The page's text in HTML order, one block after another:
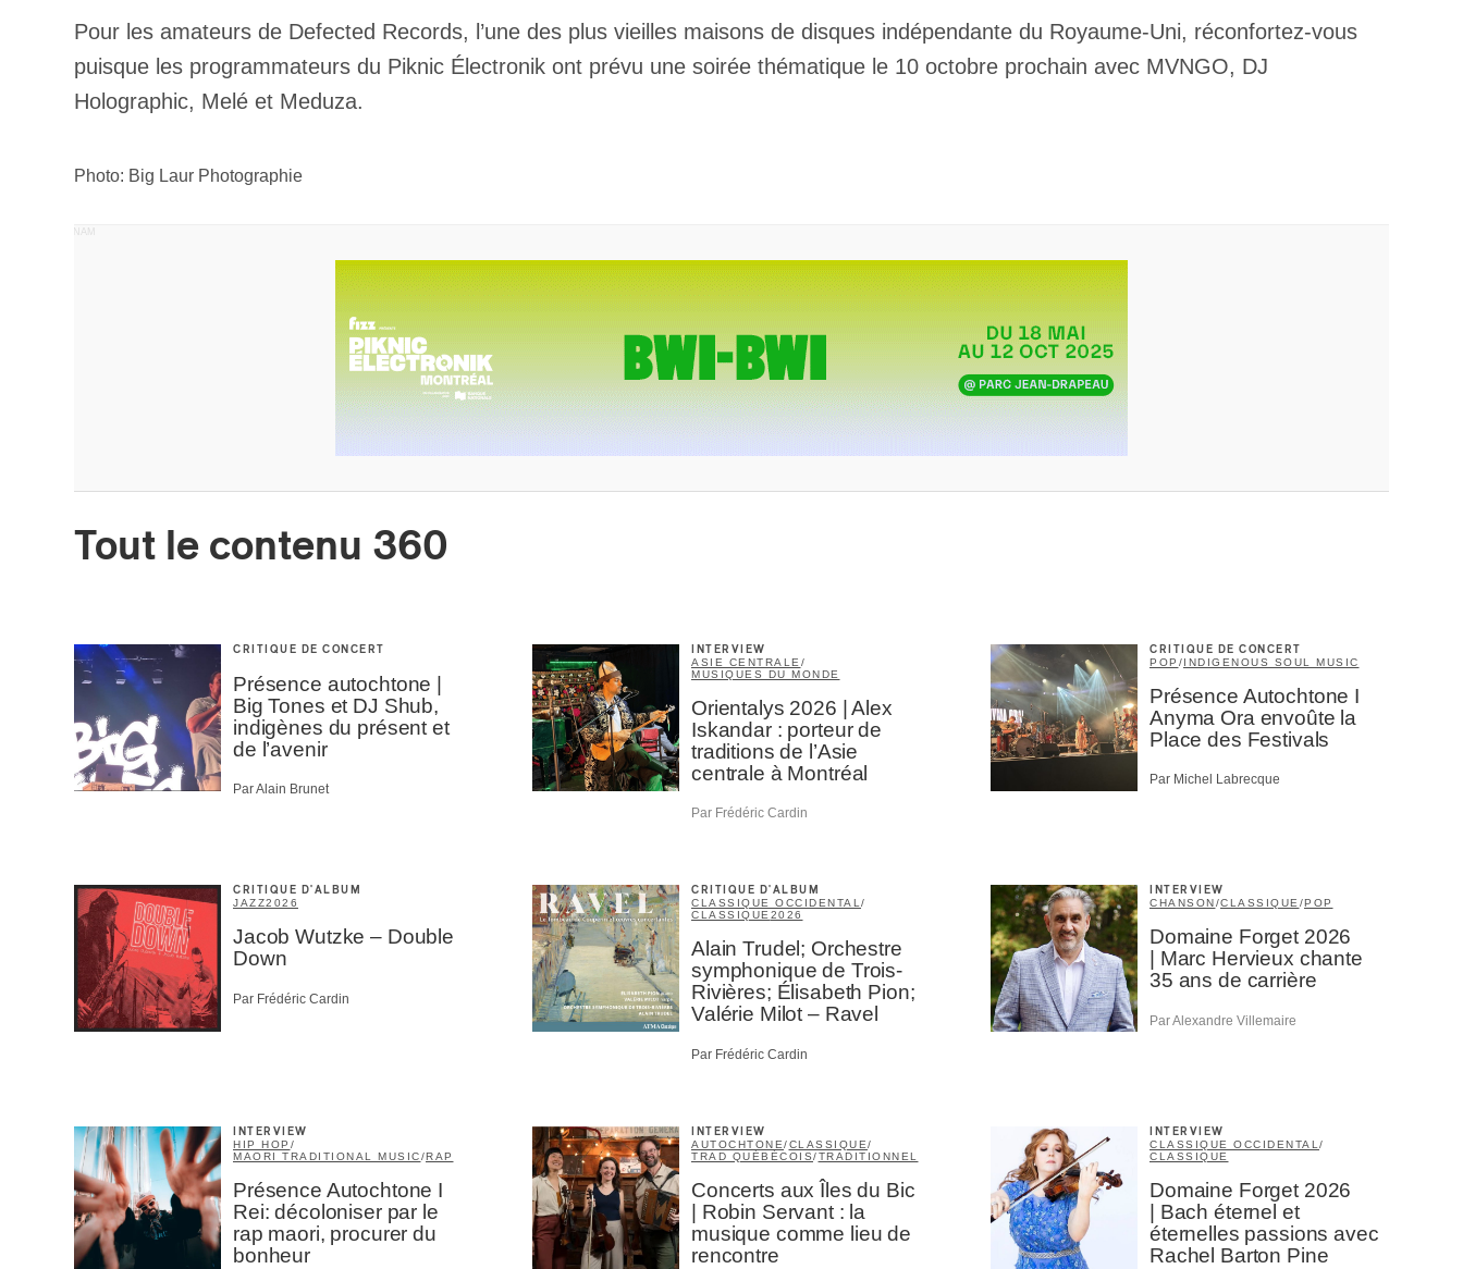
Pour les amateurs de Defected Records, l’une des plus vieilles maisons de disques indépendante du Royaume-Uni, réconfortez-vous
puisque les programmateurs du Piknic Électronik ont prévu une soirée thématique le 10 octobre prochain avec MVNGO, DJ
Holographic, Melé et Meduza.
Photo: Big Laur Photographie
PUBLICITÉ PANAM
Tout le contenu 360
CRITIQUE DE CONCERT
Présence autochtone |
Big Tones et DJ Shub,
indigènes du présent et
de l’avenir
Par Alain Brunet
INTERVIEW
ASIE CENTRALE /
MUSIQUES DU MONDE
Orientalys 2026 | Alex
Iskandar : porteur de
traditions de l’Asie
centrale à Montréal
Par Frédéric Cardin
CRITIQUE DE CONCERT
POP /INDIGENOUS SOUL MUSIC
Présence Autochtone I
Anyma Ora envoûte la
Place des Festivals
Par Michel Labrecque
CRITIQUE D'ALBUM
JAZZ2026
Jacob Wutzke – Double
Down
Par Frédéric Cardin
CRITIQUE D'ALBUM
CLASSIQUE OCCIDENTAL/
CLASSIQUE2026
Alain Trudel; Orchestre
symphonique de Trois-
Rivières; Élisabeth Pion;
Valérie Milot – Ravel
Par Frédéric Cardin
INTERVIEW
CHANSON /CLASSIQUE/POP
Domaine Forget 2026
| Marc Hervieux chante
35 ans de carrière
Par Alexandre Villemaire
INTERVIEW
HIP HOP /
MAORI TRADITIONAL MUSIC/RAP
Présence Autochtone I
Rei: décoloniser par le
rap maori, procurer du
bonheur
INTERVIEW
AUTOCHTONE/CLASSIQUE/
TRAD QUÉBÉCOIS/TRADITIONNEL
Concerts aux Îles du Bic
| Robin Servant : la
musique comme lieu de
rencontre
INTERVIEW
CLASSIQUE OCCIDENTAL /
CLASSIQUE
Domaine Forget 2026
| Bach éternel et
éternelles passions avec
Rachel Barton Pine